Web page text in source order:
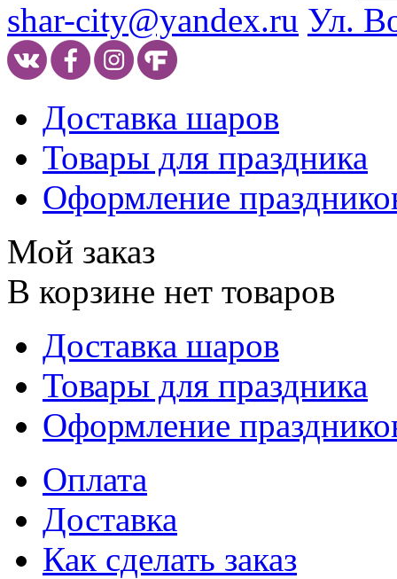
shar-city@yandex.ru Ул.
Доставка шаров
Товары для праздника
Оформление
Мой заказ
В корзине нет товаров
Доставка шаров
Товары для праздника
Оформление
Оплата
Доставка
Как сделать заказ